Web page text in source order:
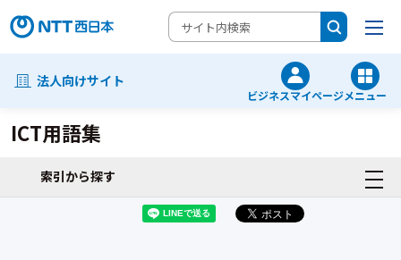
法人向けサイト
ビジネスマイページメニュー
ICT用語集
索引から探す